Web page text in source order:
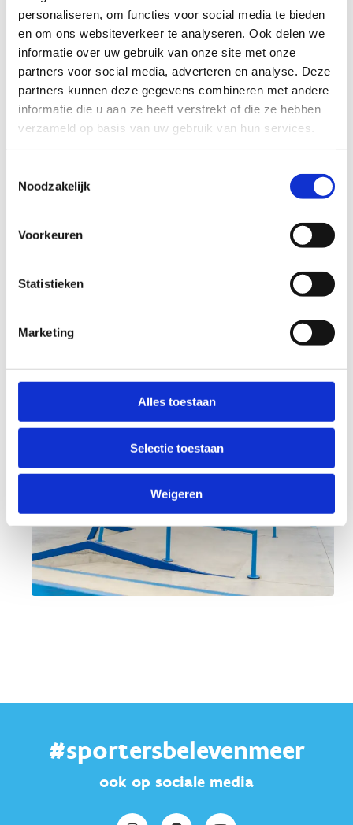
personaliseren, om functies voor social media te bieden
en om ons websiteverkeer te analyseren. Ook delen we
informatie over uw gebruik van onze site met onze
partners voor social media, adverteren en analyse. Deze
partners kunnen deze gegevens combineren met andere
informatie die u aan ze heeft verstrekt of die ze hebben
verzameld op basis van uw gebruik van hun services.
Noodzakelijk
Voorkeuren
Statistieken
Marketing
Alles toestaan
Selectie toestaan
Weigeren
smakelijke hap of gewoon een momentje rust
terwijl je terugblikt op jouw gezellige dag.
Sport, skate en beleef
Ook na een stevige workout of een spannende
wedstrijd ben je in ons sportcomplex meer dan
er van urban sports in volle actie, de coolste
beats en heerlijke bites. Of je nu komt voor de
hier vind je de perfecte plek om tot rust te
#sportersbelevenmeer
ook op sociale media